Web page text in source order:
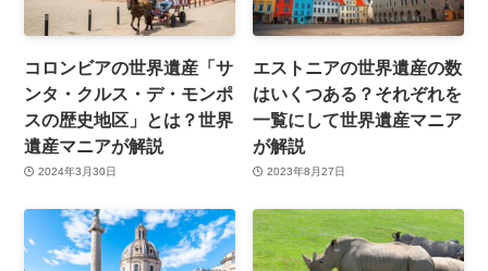
コロンビアの世界遺産「サ
ンタ・クルス・デ・モンポ
スの歴史地区」とは？世界
遺産マニアが解説
2024年3月30日
エストニアの世界遺産の数
はいくつある？それぞれを
一覧にして世界遺産マニア
が解説
2023年8月27日